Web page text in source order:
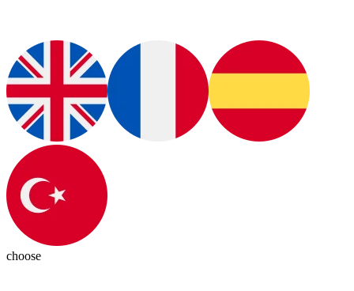
choose